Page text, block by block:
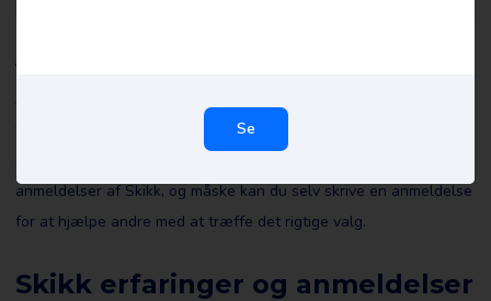
Anmeldelser af Skikk
forbrugere med rigtige erfaringer. De er ikke redigeret af os eller
anmeldelser af Skikk, og måske kan du selv skrive en anmeldelse
for at hjælpe andre med at træffe det rigtige valg.
Skikk erfaringer og anmeldelser
Se